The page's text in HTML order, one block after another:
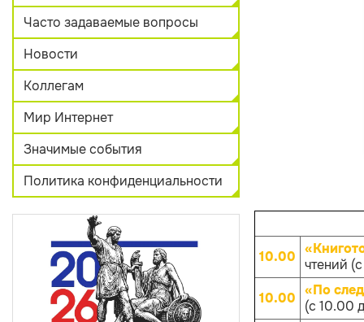
Часто задаваемые вопросы
Новости
Коллегам
Мир Интернет
Значимые события
Политика конфиденциальности
10.00 чтений
10.00 «По
(с 10.00